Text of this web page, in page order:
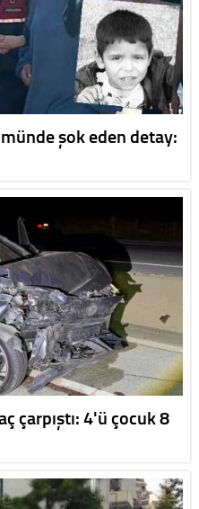
şok eden detay:
çarpıştı: 4'ü çocuk 8